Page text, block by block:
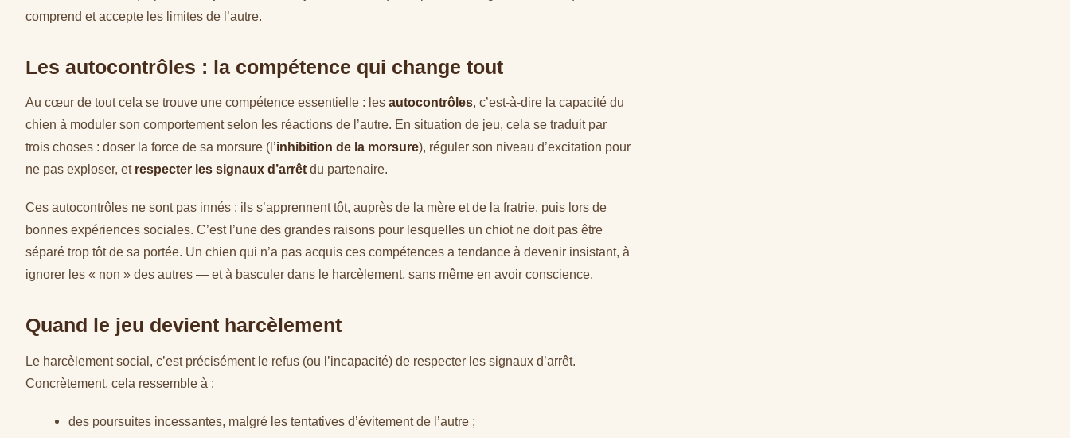
comprend et accepte les limites de l’autre.
Les autocontrôles : la compétence qui change tout
Au cœur de tout cela se trouve une compétence essentielle : les autocontrôles, c’est-à-dire la capacité du
chien à moduler son comportement selon les réactions de l’autre. En situation de jeu, cela se traduit par
trois choses : doser la force de sa morsure (l’inhibition de la morsure), réguler son niveau d’excitation pour
ne pas exploser, et respecter les signaux d’arrêt du partenaire.
Ces autocontrôles ne sont pas innés : ils s’apprennent tôt, auprès de la mère et de la fratrie, puis lors de
bonnes expériences sociales. C’est l’une des grandes raisons pour lesquelles un chiot ne doit pas être
séparé trop tôt de sa portée. Un chien qui n’a pas acquis ces compétences a tendance à devenir insistant, à
ignorer les « non » des autres — et à basculer dans le harcèlement, sans même en avoir conscience.
Quand le jeu devient harcèlement
Le harcèlement social, c’est précisément le refus (ou l’incapacité) de respecter les signaux d’arrêt.
Concrètement, cela ressemble à :
des poursuites incessantes, malgré les tentatives d’évitement de l’autre ;